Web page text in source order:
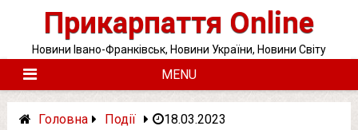
Прикарпаття Online
Новини Івано-Франківськ, Новини України, Новини Світу
MENU
Головна Події 18.03.2023